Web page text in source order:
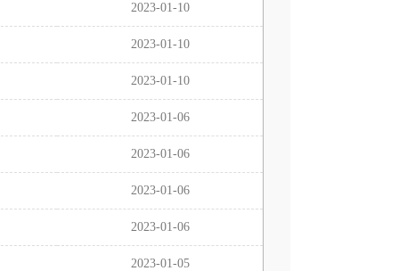
2023-01-10
2023-01-10
2023-01-10
2023-01-06
2023-01-06
2023-01-06
2023-01-06
2023-01-05